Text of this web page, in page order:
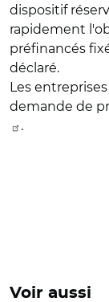
dispositif
rapidement
préfinancés
déclaré.
Les
demande de
.
Voir aussi